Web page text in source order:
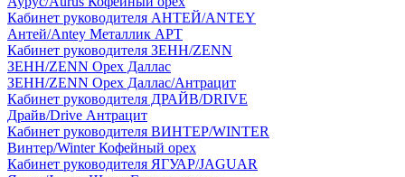
Кабинет руководителя АНТЕЙ/ANTEY
Антей/Antey Металлик АРТ
Кабинет руководителя ЗЕНН/ZENN
ЗЕНН/ZENN Орех Даллас
ЗЕНН/ZENN Орех Даллас/Антрацит
Кабинет руководителя ДРАЙВ/DRIVE
Драйв/Drive Антрацит
Кабинет руководителя ВИНТЕР/WINTER
Винтер/Winter Кофейный орех
Кабинет руководителя ЯГУАР/JAGUAR